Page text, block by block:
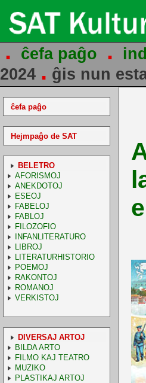
. ĉefa paĝo .
2024 . ĝis nun
ĉefa paĝo
Hejmpaĝo de SAT
BELETRO
AFORISMOJ
ANEKDOTOJ
ESEOJ
FABELOJ
FABLOJ
FILOZOFIO
INFANLITERATURO
LIBROJ
LITERATURHISTORIO
POEMOJ
RAKONTOJ
ROMANOJ
VERKISTOJ
DIVERSAJ ARTOJ
BILDA ARTO
FILMO KAJ TEATRO
MUZIKO
PLASTIKAJ ARTOJ